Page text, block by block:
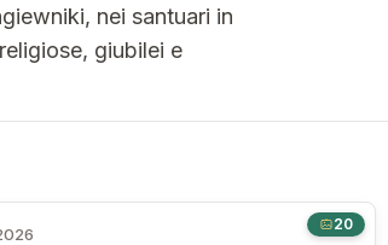
nei santuari in
giubilei e
20